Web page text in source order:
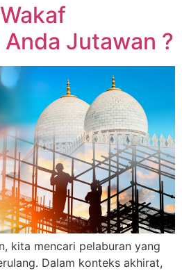
Jutawan ?
kita mencari pelaburan yang
Dalam konteks akhirat,